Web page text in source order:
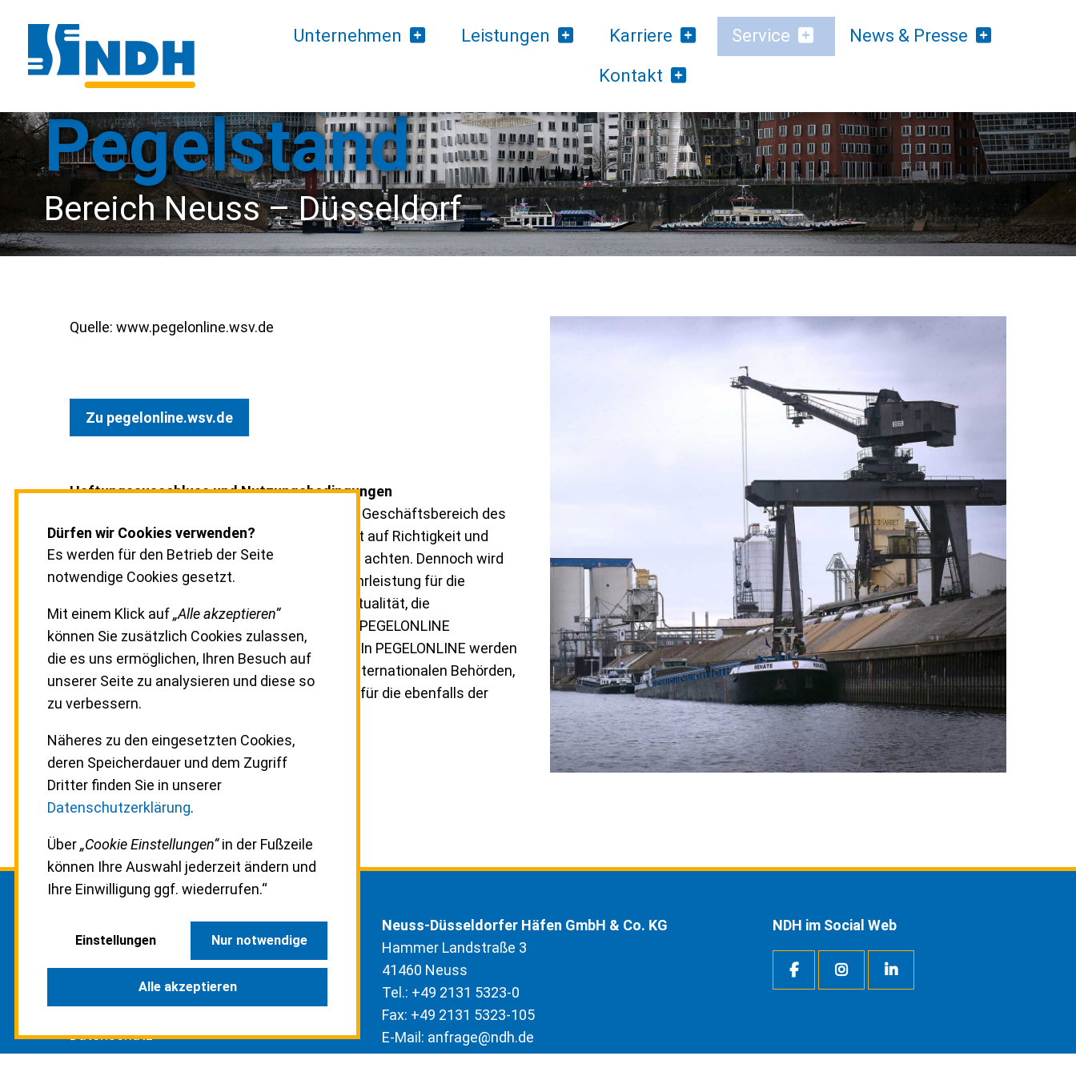
Dürfen wir Cookies verwenden?
Es werden für den Betrieb der Seite
notwendige Cookies gesetzt.
Mit einem Klick auf„Alle akzeptieren“
können Sie zusätzlich Cookies zulassen,
die es uns ermöglichen, Ihren Besuch auf
unserer Seite zu analysieren und diese so
zu verbessern.
Näheres zu den eingesetzten Cookies,
deren Speicherdauer und dem Zugriff
Dritter finden Sie in unserer
Datenschutzerklärung.
Über„Cookie Einstellungen“in der Fußzeile
können Ihre Auswahl jederzeit ändern und
Ihre Einwilligung ggf. wiederrufen.“
Einstellungen Nur notwendige
Alle akzeptieren
Unternehmen Leistungen Karriere Service (current)News & Presse
Kontakt
Pe­gel­stand
Be­reich Neuss – Düs­sel­dorf
Quelle: www.pegelonline.wsv.de
Zu pegelonline.wsv.de
Haftungsausschluss und Nutzungsbedingungen
Die Bundesanstalt für IT-Dienstleistungen im Geschäftsbereich des
BMVBS (DLZ-IT BMVBS) wird mit aller Sorgfalt auf Richtigkeit und
Aktualität der veröffentlichten Informationen achten. Dennoch wird
vom DLZ-IT BMVBS keine Haftung und Gewährleistung für die
inhaltliche Richtigkeit, die Genauigkeit, die Aktualität, die
Zuverlässigkeit und die Vollständigkeit der in PEGELONLINE
veröffentlichen Informationen übernommen. In PEGELONLINE werden
zusätzlich Daten Dritter von nationalen und internationalen Behörden,
Organisationen und Einrichtungen angezeigt, für die ebenfalls der
Service Pegelstand
Kontakt
Anfahrt
Datenschutz
Neuss-Düsseldorfer Häfen GmbH & Co. KG
Hammer Landstraße 3
41460 Neuss
Tel.: +49 2131 5323-0
Fax: +49 2131 5323-105
E-Mail: anfrage@ndh.de
NDH im Social Web